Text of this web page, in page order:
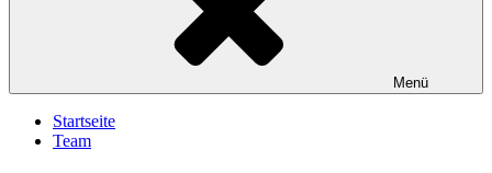
Menü
Startseite
Team